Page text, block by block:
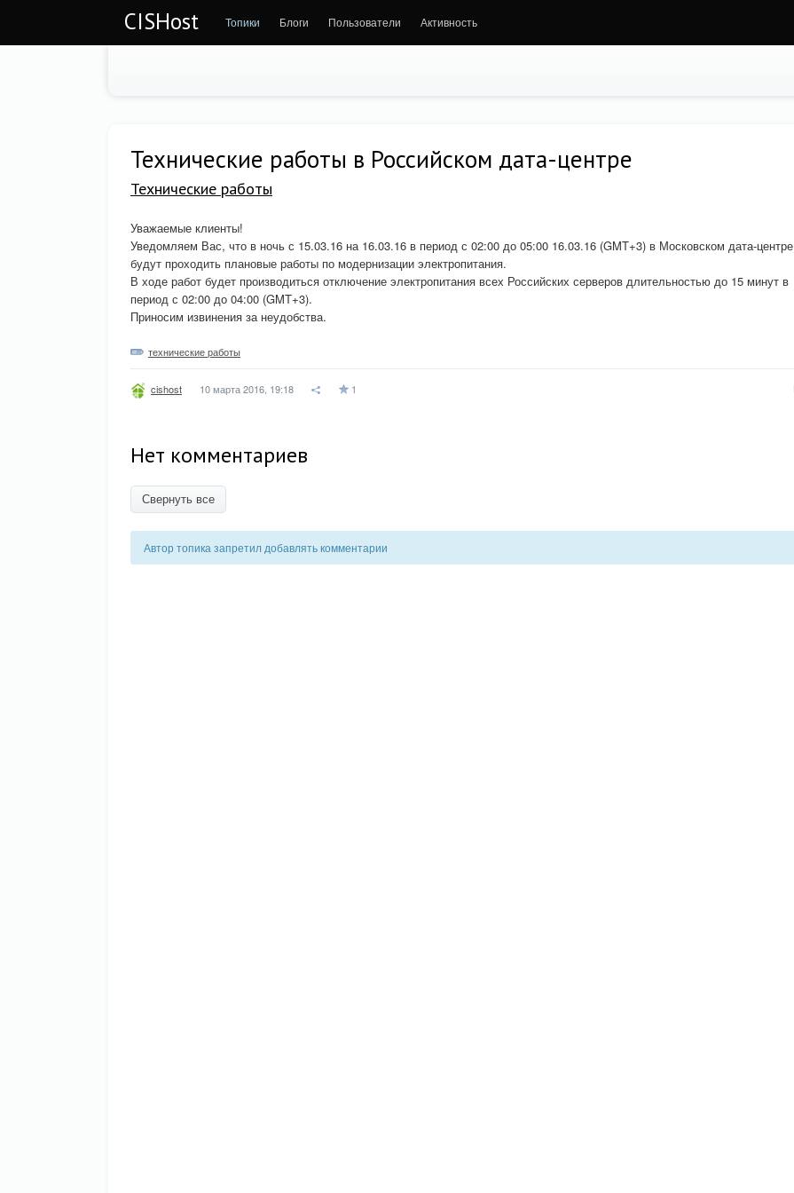
CISHost Топики Блоги Пользователи Активность
Технические работы в Российском дата-центре
Технические работы
Уважаемые клиенты!
Уведомляем Вас, что в ночь с 15.03.16 на 16.03.16 в период с 02:00 до 05:00 16.03.16 (GMT+3) в Московском дата-центре
будут проходить плановые работы по модернизации электропитания.
В ходе работ будет производиться отключение электропитания всех Российских серверов длительностью до 15 минут в
период с 02:00 до 04:00 (GMT+3).
Приносим извинения за неудобства.
технические работы
cishost 10 марта 2016, 19:18 1
Нет комментариев
Свернуть все
Автор топика запретил добавлять комментарии